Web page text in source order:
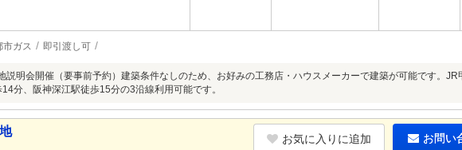
市ガス 即引渡し可
説明会開催（要事前予約）建築条件なしのため、お好みの工務店・ハウスメーカーで建築が可能です。JR
分、阪神深江駅徒歩15分の3沿線利用可能です。
お気に入りに追加 お問い